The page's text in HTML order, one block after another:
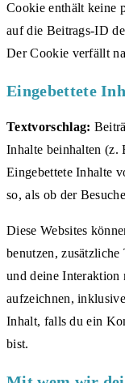
Cookie enthält keine
auf die Beitrags-ID
Der Cookie verfällt
Eingebettete
Textvorschlag:
Inhalte beinhalten (z.
Eingebettete Inhalte
so, als ob der
Diese Websites
benutzen,
und deine Interaktion
aufzeichnen,
Inhalt, falls du ein
bist.